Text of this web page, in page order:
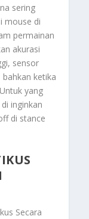
sering
mouse di
permainan
akurasi
sensor
ketika
yang
inginkan
di stance
Secara